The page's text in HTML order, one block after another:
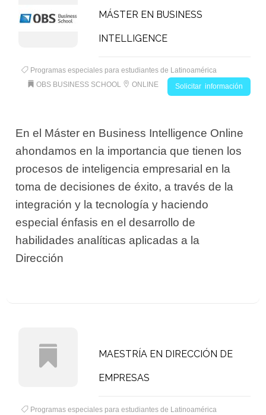
MÁSTER EN BUSINESS
INTELLIGENCE
Programas especiales para estudiantes de Latinoamérica
OBS BUSINESS SCHOOL
ONLINE Solicitar información
En el Máster en Business Intelligence Online
ahondamos en la importancia que tienen los
procesos de inteligencia empresarial en la
toma de decisiones de éxito, a través de la
integración y la tecnología y haciendo
especial énfasis en el desarrollo de
habilidades analíticas aplicadas a la
Dirección
MAESTRÍA EN DIRECCIÓN DE
EMPRESAS
Programas especiales para estudiantes de Latinoamérica